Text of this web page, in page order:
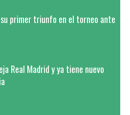
su primer triunfo en el torneo ante
Real Madrid y ya tiene nuevo